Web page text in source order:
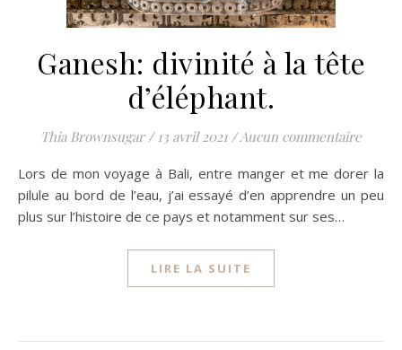
Ganesh: divinité à la tête
d’éléphant.
Thia Brownsugar / 13 avril 2021 /Aucun commentaire
Lors de mon voyage à Bali, entre manger et me dorer la
pilule au bord de l’eau, j’ai essayé d’en apprendre un peu
plus sur l’histoire de ce pays et notamment sur ses…
LIRE LA SUITE